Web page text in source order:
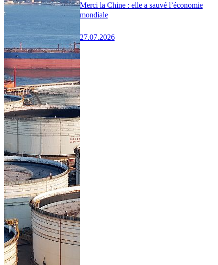
Merci la Chine : elle a sauvé l’économie
mondiale
27.07.2026